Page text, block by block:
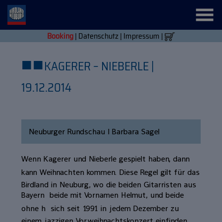
Booking| Datenschutz| Impressum |
■■KAGERER – NIEBERLE |
19.12.2014
Neuburger Rundschau | Barbara Sagel
Wenn Kagerer und Nieberle gespielt haben, dann
kann Weihnachten kommen. Diese Regel gilt für das
Birdland in Neuburg, wo die beiden Gitarristen aus
Bayern  beide mit Vornamen Helmut, und beide
ohne h  sich seit 1991 in jedem Dezember zu